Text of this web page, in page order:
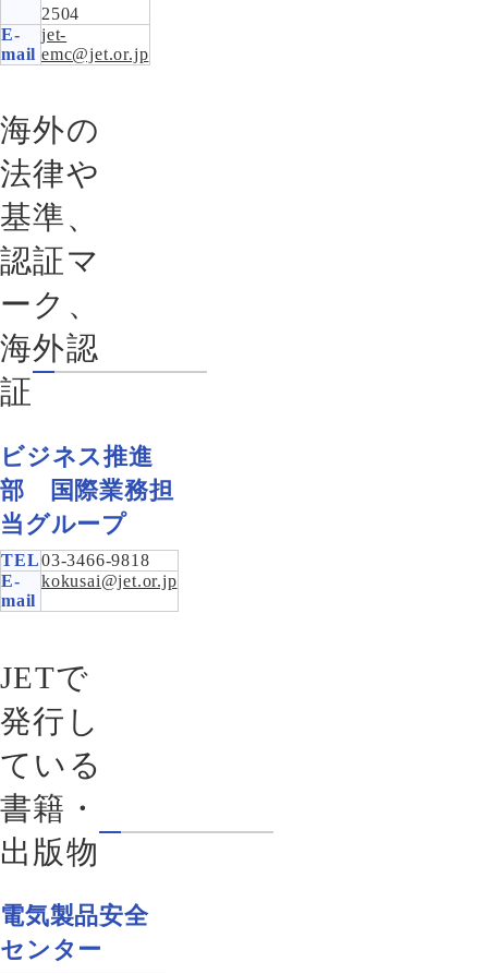
2504
E-
mail
jet-
emc@jet.or.jp
海外の
法律や
基準、
認証マ
ーク、
海外認
証
ビジネス推進
部 国際業務担
当グループ
TEL03-3466-9818
E-
mail
kokusai@jet.or.jp
JETで
発行し
ている
書籍・
出版物
電気製品安全
センター